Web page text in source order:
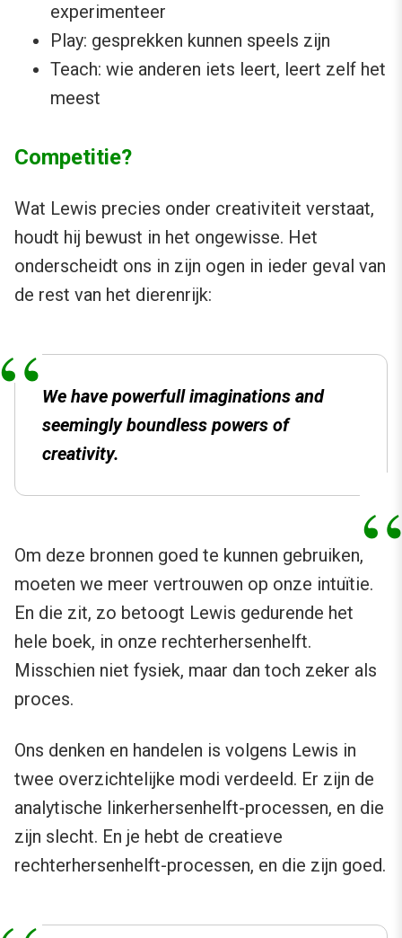
experimenteer
Play: gesprekken kunnen speels zijn
Teach: wie anderen iets leert, leert zelf het
meest
Competitie?
Wat Lewis precies onder creativiteit verstaat,
houdt hij bewust in het ongewisse. Het
onderscheidt ons in zijn ogen in ieder geval van
de rest van het dierenrijk:
We have powerfull imaginations and
seemingly boundless powers of
creativity.
Om deze bronnen goed te kunnen gebruiken,
moeten we meer vertrouwen op onze intuïtie.
En die zit, zo betoogt Lewis gedurende het
hele boek, in onze rechterhersenhelft.
Misschien niet fysiek, maar dan toch zeker als
proces.
Ons denken en handelen is volgens Lewis in
twee overzichtelijke modi verdeeld. Er zijn de
analytische linkerhersenhelft-processen, en die
zijn slecht. En je hebt de creatieve
rechterhersenhelft-processen, en die zijn goed.